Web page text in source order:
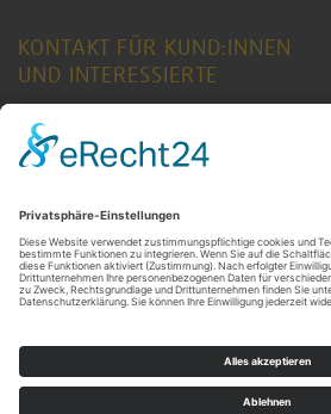
KONTAKT FÜR KUND:INNEN
UND INTERESSIERTE
ANFRAGE SENDEN
KONTAKT FÜR RENTNER:INNEN
ANFRAGE SENDEN